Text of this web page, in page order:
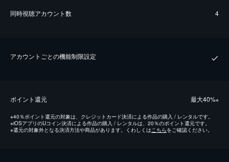
同時視聴アカウント数 4
アカウントごとの機能制限設定
ポイント還元 最⼤40%※
※40％ポイント還元の対象は、クレジットカード決済による作品の購入 / レンタルです。
※iOSアプリのUコイン決済による作品の購入 / レンタルは、20％のポイント還元です。
※還元の対象外となる決済方法や商品があります。くわしくはこちらをご確認ください。